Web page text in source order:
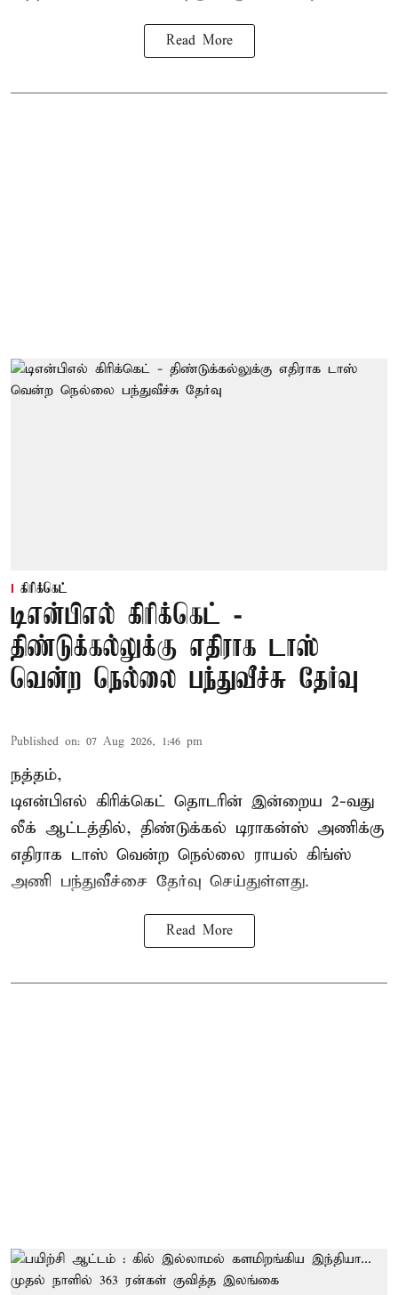
Read More
கிரிக்கெட்
டிஎன்பிஎல் கிரிக்கெட் -
திண்டுக்கல்லுக்கு எதிராக டாஸ்
வென்ற நெல்லை பந்துவீச்சு தேர்வு
Published on: 07 Aug 2026, 1:46 pm
நத்தம்,
டிஎன்பிஎல் கிரிக்கெட் தொடரின் இன்றைய 2-வது
லீக் ஆட்டத்தில், திண்டுக்கல் டிராகன்ஸ் அணிக்கு
எதிராக டாஸ் வென்ற நெல்லை ராயல் கிங்ஸ்
அணி பந்துவீச்சை தேர்வு செய்துள்ளது.
Read More